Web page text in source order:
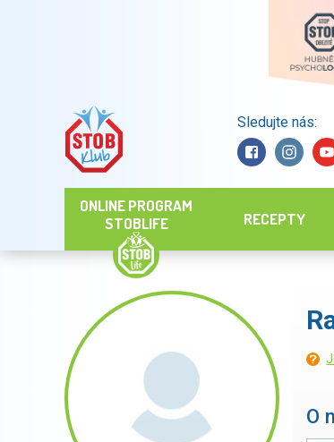
Sledujte nás:
ONLINE PROGRAM
STOBLIFE
RECEPTY
O